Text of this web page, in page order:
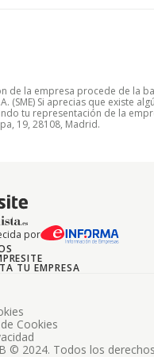
de la empresa procede de la
(SME) Si aprecias que existe
tu representación de la
19, 28108, Madrid.
por
TU EMPRESA
© 2024. Todos los
Cookies